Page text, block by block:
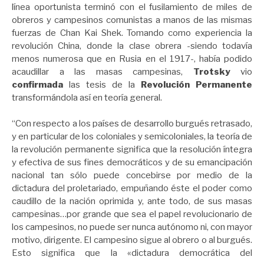
línea oportunista terminó con el fusilamiento de miles de
obreros y campesinos comunistas a manos de las mismas
fuerzas de Chan Kai Shek. Tomando como experiencia la
revolución China, donde la clase obrera -siendo todavía
menos numerosa que en Rusia en el 1917-, había podido
acaudillar a las masas campesinas, Trotskyvio
confirmada las tesis de la Revolución Permanente
transformándola así en teoría general.
“Con respecto a los países de desarrollo burgués retrasado,
y en particular de los coloniales y semicoloniales, la teoría de
la revolución permanente significa que la resolución íntegra
y efectiva de sus fines democráticos y de su emancipación
nacional tan sólo puede concebirse por medio de la
dictadura del proletariado, empuñando éste el poder como
caudillo de la nación oprimida y, ante todo, de sus masas
campesinas…por grande que sea el papel revolucionario de
los campesinos, no puede ser nunca autónomo ni, con mayor
motivo, dirigente. El campesino sigue al obrero o al burgués.
Esto significa que la «dictadura democrática del